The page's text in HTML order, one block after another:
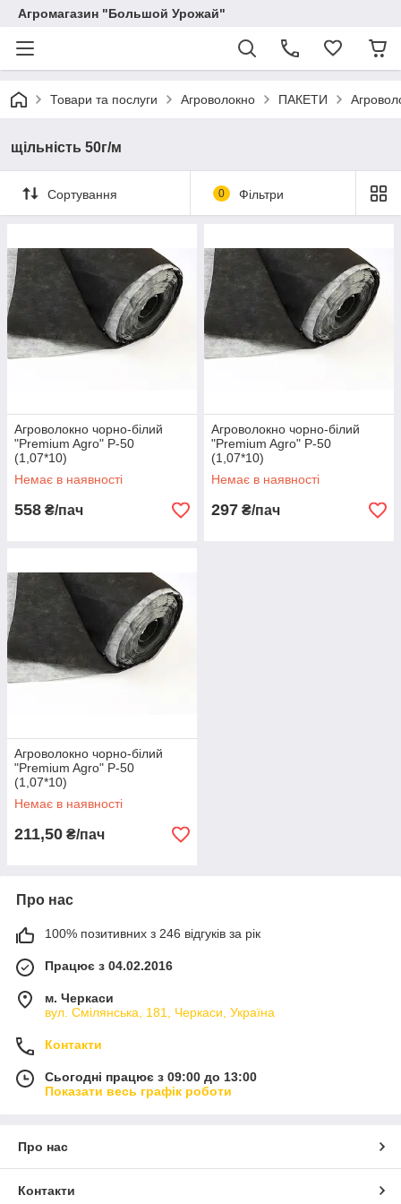
Агромагазин "Большой Урожай"
Товари та послуги Агроволокно ПАКЕТИ
щільність 50г/м
Сортування 0 Фільтри
Агроволокно чорно-білий
"Premium Agro" Р-50
(1,07*10)
Немає в наявності
558 ₴/пач
Агроволокно чорно-білий
"Premium Agro" Р-50
(1,07*10)
Немає в наявності
297 ₴/пач
Агроволокно чорно-білий
"Premium Agro" Р-50
(1,07*10)
Немає в наявності
211,50 ₴/пач
Про нас
100% позитивних з 246 відгуків за рік
Працює з 04.02.2016
м. Черкаси
вул. Смілянська, 181, Черкаси, Україна
Контакти
Сьогодні працює з 09:00 до 13:00
Показати весь графік роботи
Про нас
Контакти